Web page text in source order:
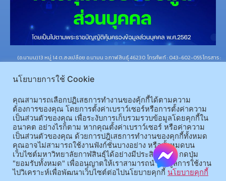
(อ.นามน)13 หมู่ 14 ต.สงเปลือย อ.นามน จ.กาฬสินธุ์ 46230 โทรศัพท์ : 043-602-055 โทรสาร :
(อ.เมือง)62/1 ถ.เกษตรสมบูรณ์ ต.กาฬสินธุ์ อ.เมือง จ.กาฬสินธุ์ 46000
64584360 โทรสาร 043-813070
© 2025 All rights Reserved.
นโยบายการใช้ Cookie
คุณสามารถเลือกปฏิเสธการทำงานของคุ้กกี้ได้ตามความ
ต้องการของคุณ โดยการตั้งค่าเบราว์เซอร์หรือการตั้งค่าความ
เป็นส่วนตัวของคุณ เพื่อระงับการเก็บรวมรวบข้อมูลโดยคุกกี้ใน
อนาคต อย่างไรก็ตาม หากคุณตั้งค่าเบราว์เซอร์ หรือค่าความ
เป็นส่วนตัวของคุณ ด้วยการปฎิเสธการทำงานของคุกกี้ทั้งหมด
คุณอาจไม่สามารถใช้งานฟังก์ชั่นบางอย่าง หรือทั้งหมดบน
เว็บไซต์มหาวิทยาลัยกาฬสินธุ์ได้อย่างมีประสิทธิภาพ กดปุ่ม
"ยอมรับทั้งหมด" เพื่ออนุญาตให้เราสามารถนำข้อมูลการใช้งาน
ไปวิเคราะห์เพื่อพัฒนาเว็บไซต์ต่อไปนโยบายคุกกี้ นโยบายคุกกี้